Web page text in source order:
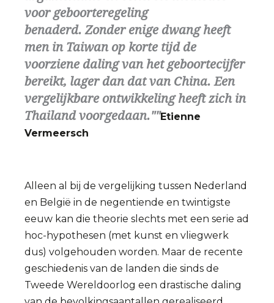
voor geboorteregeling
benaderd. Zonder enige dwang heeft
men in Taiwan op korte tijd de
voorziene daling van het geboortecijfer
bereikt, lager dan dat van China. Een
vergelijkbare ontwikkeling heeft zich in
Thailand voorgedaan." Etienne
Vermeersch
Alleen al bij de vergelijking tussen Nederland
en België in de negentiende en twintigste
eeuw kan die theorie slechts met een serie ad
hoc-hypothesen (met kunst en vliegwerk
dus) volgehouden worden. Maar de recente
geschiedenis van de landen die sinds de
Tweede Wereldoorlog een drastische daling